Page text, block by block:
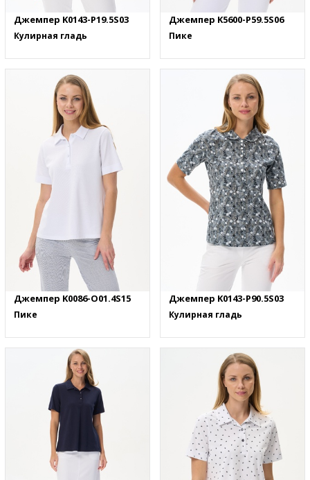
Джемпер K0143-P19.5S03
Кулирная гладь
Джемпер K5600-P59.5S06
Пике
Джемпер K0086-O01.4S15
Пике
Джемпер K0143-P90.5S03
Кулирная гладь